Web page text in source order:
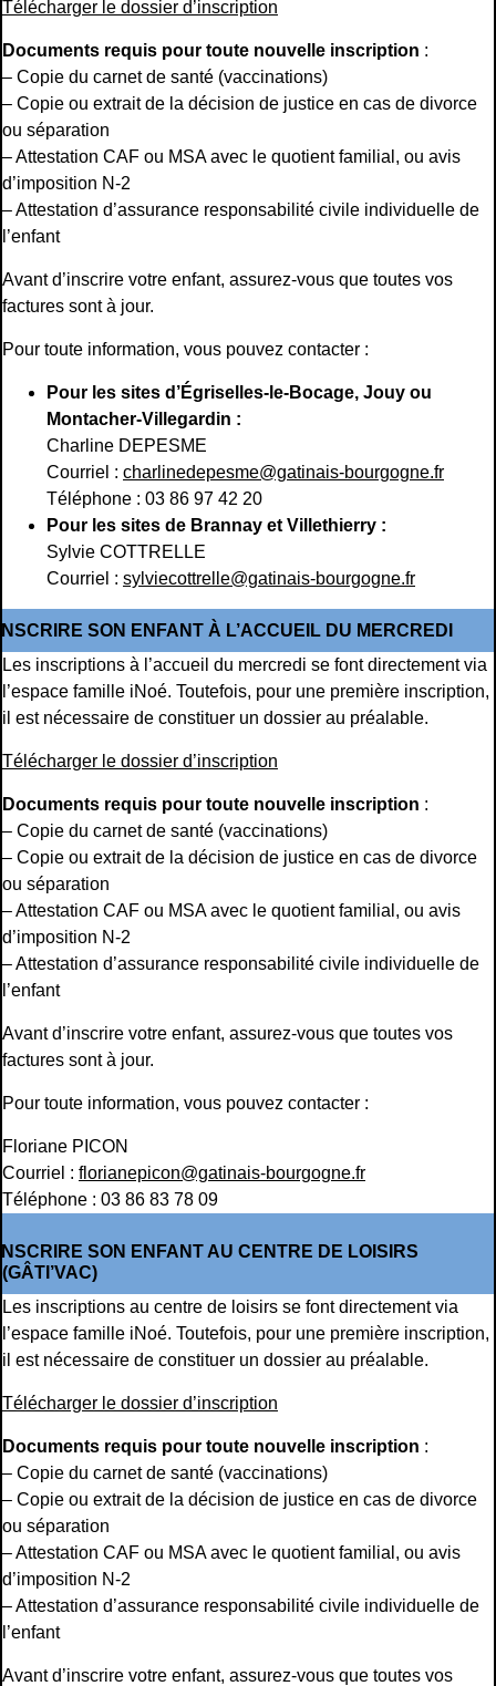
Télécharger le dossier d’inscription
Documents requis pour toute nouvelle inscription :
– Copie du carnet de santé (vaccinations)
– Copie ou extrait de la décision de justice en cas de divorce
ou séparation
– Attestation CAF ou MSA avec le quotient familial, ou avis
d’imposition N-2
– Attestation d’assurance responsabilité civile individuelle de
l’enfant
Avant d’inscrire votre enfant, assurez-vous que toutes vos
factures sont à jour.
Pour toute information, vous pouvez contacter :
Pour les sites d’Égriselles-le-Bocage, Jouy ou
Montacher-Villegardin :
Charline DEPESME
Courriel : charlinedepesme@gatinais-bourgogne.fr
Téléphone : 03 86 97 42 20
Pour les sites de Brannay et Villethierry :
Sylvie COTTRELLE
Courriel : sylviecottrelle@gatinais-bourgogne.fr
SON ENFANT À L’ACCUEIL DU MERCREDI
Les inscriptions à l’accueil du mercredi se font directement via
l’espace famille iNoé. Toutefois, pour une première inscription,
il est nécessaire de constituer un dossier au préalable.
Télécharger le dossier d’inscription
Documents requis pour toute nouvelle inscription :
– Copie du carnet de santé (vaccinations)
– Copie ou extrait de la décision de justice en cas de divorce
ou séparation
– Attestation CAF ou MSA avec le quotient familial, ou avis
d’imposition N-2
– Attestation d’assurance responsabilité civile individuelle de
l’enfant
Avant d’inscrire votre enfant, assurez-vous que toutes vos
factures sont à jour.
Pour toute information, vous pouvez contacter :
Floriane PICON
Courriel : florianepicon@gatinais-bourgogne.fr
Téléphone : 03 86 83 78 09
SON ENFANT AU CENTRE DE LOISIRS
(GÂTI’VAC)
Les inscriptions au centre de loisirs se font directement via
l’espace famille iNoé. Toutefois, pour une première inscription,
il est nécessaire de constituer un dossier au préalable.
Télécharger le dossier d’inscription
Documents requis pour toute nouvelle inscription :
– Copie du carnet de santé (vaccinations)
– Copie ou extrait de la décision de justice en cas de divorce
ou séparation
– Attestation CAF ou MSA avec le quotient familial, ou avis
d’imposition N-2
– Attestation d’assurance responsabilité civile individuelle de
l’enfant
Avant d’inscrire votre enfant, assurez-vous que toutes vos